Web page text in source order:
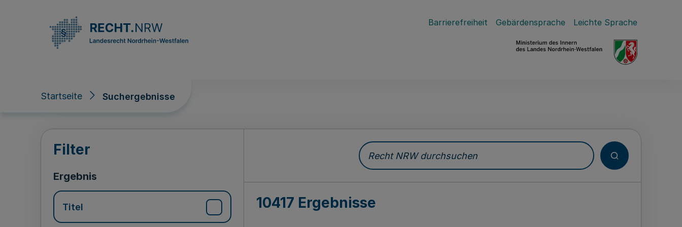
Barrierefreiheit Gebärdensprache Leichte Sprache
Startseite Suchergebnisse
Suchergebnisse
Filter
Ergebnis
Titel
Recht NRW durchsuchen
10417 Ergebnisse